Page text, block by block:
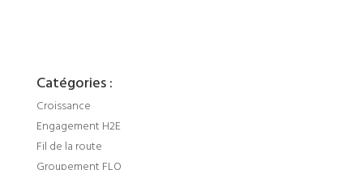
Catégories :
Croissance
Engagement H2E
Fil de la route